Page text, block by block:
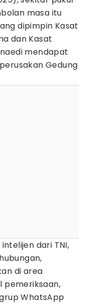
masa itu
dipimpin Kasat
dan Kasat
mendapat
Gedung
dari TNI,
di area
pemeriksaan,
WhatsApp